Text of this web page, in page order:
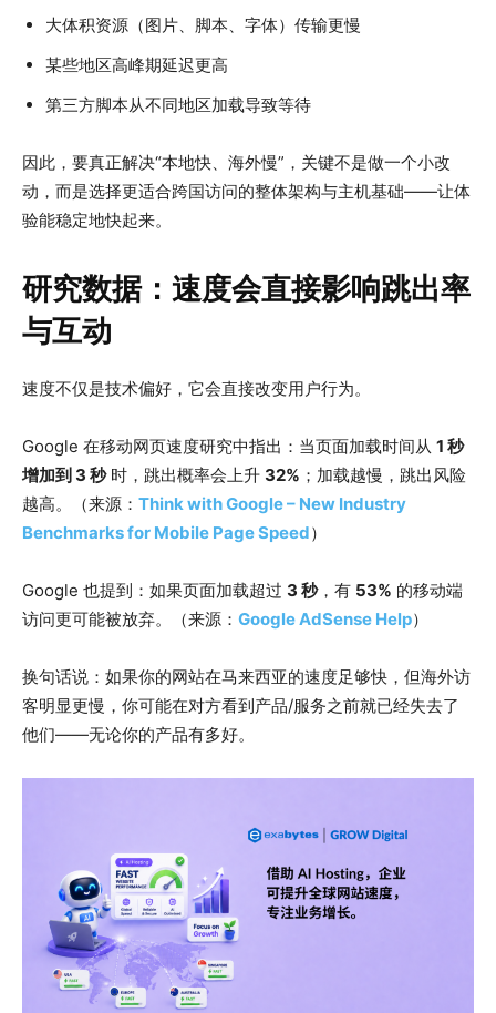
大体积资源（图片、脚本、字体）传输更慢
某些地区高峰期延迟更高
第三方脚本从不同地区加载导致等待
因此，要真正解决“本地快、海外慢”，关键不是做一个小改
动，而是选择更适合跨国访问的整体架构与主机基础——让体
验能稳定地快起来。
研究数据：速度会直接影响跳出率
与互动
速度不仅是技术偏好，它会直接改变用户行为。
Google 在移动网页速度研究中指出：当页面加载时间从 1 秒
增加到 3 秒时，跳出概率会上升 32% ；加载越慢，跳出风险
越高。（来源： Think with Google – New Industry
Benchmarks for Mobile Page Speed）
Google 也提到：如果页面加载超过 3 秒，有 53% 的移动端
访问更可能被放弃。（来源： Google AdSense Help）
换句话说：如果你的网站在马来西亚的速度足够快，但海外访
客明显更慢，你可能在对方看到产品/服务之前就已经失去了
他们——无论你的产品有多好。